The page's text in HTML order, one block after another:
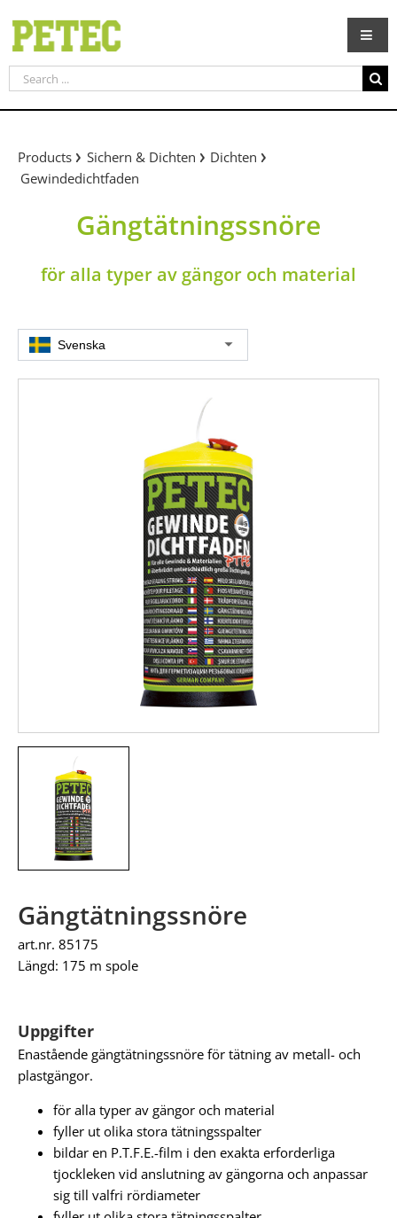
content
Search
for:
Products Sichern & Dichten
Dichten
Gewindedichtfaden
Gängtätningssnöre
för alla typer av gängor och material
Svenska
Gängtätningssnöre
art.nr. 85175
Längd: 175 m spole
Uppgifter
Enastående gängtätningssnöre för tätning av metall- och
plastgängor.
för alla typer av gängor och material
fyller ut olika stora tätningsspalter
bildar en P.T.F.E.-film i den exakta erforderliga
tjockleken vid anslutning av gängorna och anpassar
sig till valfri rördiameter